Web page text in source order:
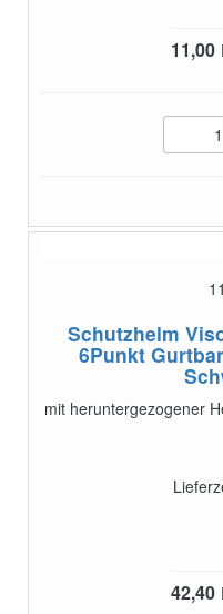
11,00
Schutzhelm
6Punkt
mit heruntergezogener
42,40